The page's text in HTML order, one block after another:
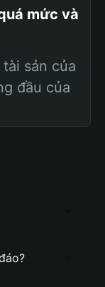
mức và
sản của
đầu của